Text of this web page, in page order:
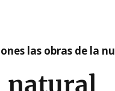
las obras de la
natural